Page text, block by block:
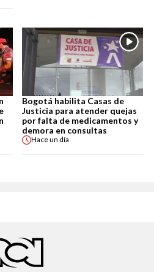
Bogotá habilita Casas de
Justicia para atender quejas
por falta de medicamentos y
demora en consultas
Haceun día